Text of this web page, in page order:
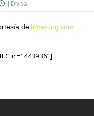
de Investing.com
id="443936"]